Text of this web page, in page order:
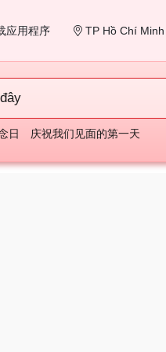
应用程序 TP Hồ Chí Minh
日 庆祝我们见面的第一天